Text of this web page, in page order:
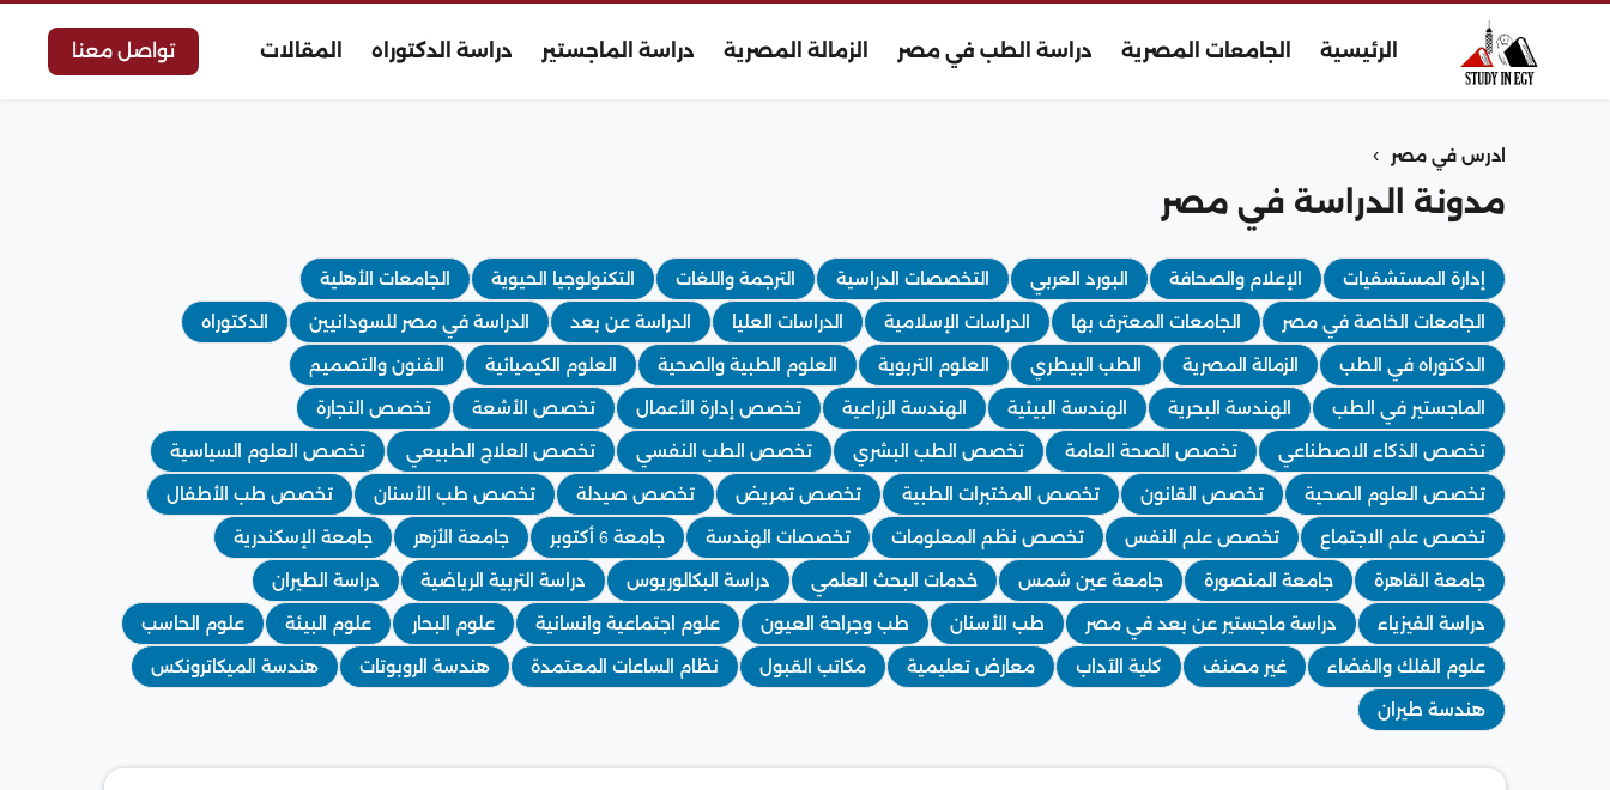
الرئيسية الجامعات المصرية دراسة الطب في مصر الزمالة المصرية دراسة الماجستير دراسة الدكتوراه المقالات تواصل معنا
ادرس في مصر ›
مدونة الدراسة في مصر
إدارة المستشفيات الإعلام والصحافة البورد العربي التخصصات الدراسية الترجمة واللغات التكنولوجيا الحيوية الجامعات الأهلية
الجامعات الخاصة في مصر الجامعات المعترف بها الدراسات الإسلامية الدراسات العليا الدراسة عن بعد الدراسة في مصر للسودانيين الدكتوراه
الدكتوراه في الطب الزمالة المصرية الطب البيطري العلوم التربوية العلوم الطبية والصحية العلوم الكيميائية الفنون والتصميم
الماجستير في الطب الهندسة البحرية الهندسة البيئية الهندسة الزراعية تخصص إدارة الأعمال تخصص الأشعة تخصص التجارة
تخصص الذكاء الاصطناعي تخصص الصحة العامة تخصص الطب البشري تخصص الطب النفسي تخصص العلاج الطبيعي تخصص العلوم السياسية
تخصص العلوم الصحية تخصص القانون تخصص المختبرات الطبية تخصص تمريض تخصص صيدلة تخصص طب الأسنان تخصص طب الأطفال
تخصص علم الاجتماع تخصص علم النفس تخصص نظم المعلومات تخصصات الهندسة جامعة 6 أكتوبر جامعة الأزهر جامعة الإسكندرية
جامعة القاهرة جامعة المنصورة جامعة عين شمس خدمات البحث العلمي دراسة البكالوريوس دراسة التربية الرياضية دراسة الطيران
دراسة الفيزياء دراسة ماجستير عن بعد في مصر طب الأسنان طب وجراحة العيون علوم اجتماعية وانسانية علوم البحار علوم البيئة علوم الحاسب
علوم الفلك والفضاء غير مصنف كلية الآداب معارض تعليمية مكاتب القبول نظام الساعات المعتمدة هندسة الروبوتات هندسة الميكاترونكس
هندسة طيران